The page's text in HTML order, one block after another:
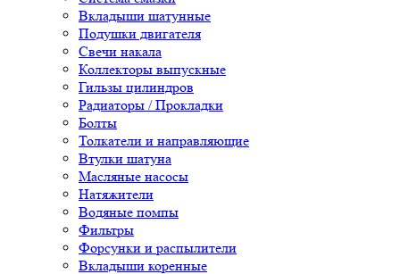
Вкладыши шатунные
Подушки двигателя
Свечи накала
Коллекторы выпускные
Гильзы цилиндров
Радиаторы / Прокладки
Болты
Толкатели и направляющие
Втулки шатуна
Масляные насосы
Натяжители
Водяные помпы
Фильтры
Форсунки и распылители
Вкладыши коренные